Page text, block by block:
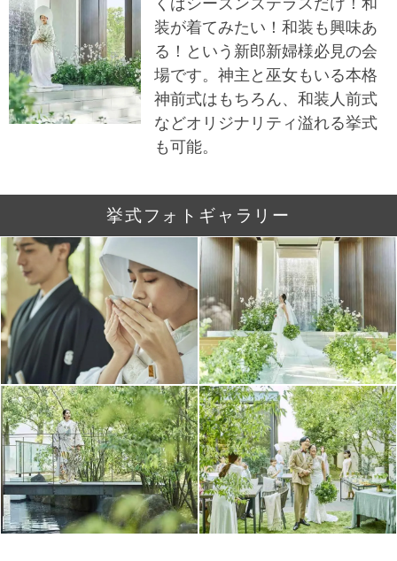
装が着てみたい！和装も興味あ
る！という新郎新婦様必見の会
場です。神主と巫女もいる本格
神前式はもちろん、和装人前式
などオリジナリティ溢れる挙式
も可能。
挙式フォトギャラリー